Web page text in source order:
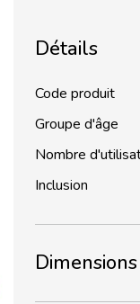
Détails
Code produit
Groupe d'âge
Nombre
Inclusion